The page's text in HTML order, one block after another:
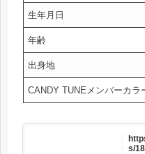
生年月日
年齢
出身地
CANDY TUNEメンバーカラ
s/